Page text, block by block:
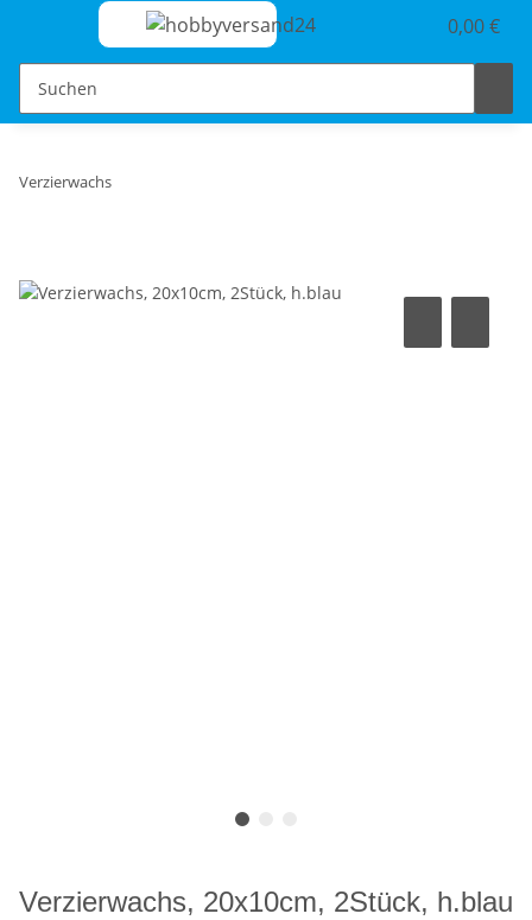
0,00 €
Verzierwachs
Verzierwachs, 20x10cm, 2Stück, h.blau